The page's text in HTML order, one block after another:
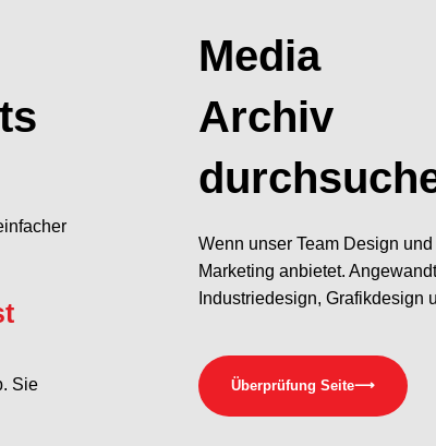
Sie
Media
Archiv
Wenn unser Team Design
Marketing anbietet.
Industriedesign, Grafikdesign
Überprüfung Seite⟶